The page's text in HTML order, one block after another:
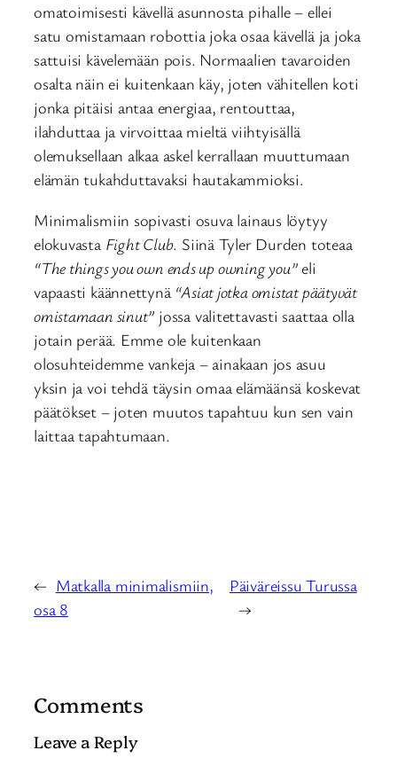
omatoimisesti kävellä asunnosta pihalle – ellei
satu omistamaan robottia joka osaa kävellä ja joka
sattuisi kävelemään pois. Normaalien tavaroiden
osalta näin ei kuitenkaan käy, joten vähitellen koti
jonka pitäisi antaa energiaa, rentouttaa,
ilahduttaa ja virvoittaa mieltä viihtyisällä
olemuksellaan alkaa askel kerrallaan muuttumaan
elämän tukahduttavaksi hautakammioksi.
Minimalismiin sopivasti osuva lainaus löytyy
elokuvasta Fight Club. Siinä Tyler Durden toteaa
“The things you own ends up owning you”eli
vapaasti käännettynä “Asiat jotka omistat päätyvät
omistamaan sinut” jossa valitettavasti saattaa olla
jotain perää. Emme ole kuitenkaan
olosuhteidemme vankeja – ainakaan jos asuu
yksin ja voi tehdä täysin omaa elämäänsä koskevat
päätökset – joten muutos tapahtuu kun sen vain
laittaa tapahtumaan.
← Matkalla minimalismiin,
osa 8
Päiväreissu Turussa
→
Comments
Leave a Reply